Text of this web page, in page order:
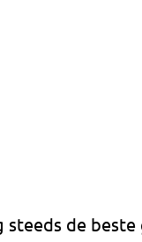
steeds de